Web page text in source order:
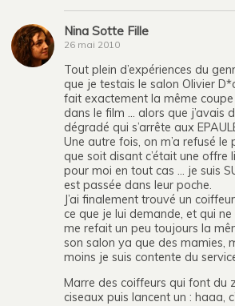
Nina Sotte Fille
26 mai 2010
Tout plein d’expériences du
que je testais le salon Olivier
fait exactement la même coupe
dans le film … alors que j’avais
dégradé qui s’arrête aux
Une autre fois, on m’a refusé
que soit disant c’était une offre
pour moi en tout cas … je suis
est passée dans leur poche.
J’ai finalement trouvé un
ce que je lui demande, et qui
me refait un peu toujours la
son salon ya que des mamies,
moins je suis contente du
Marre des coiffeurs qui font du
ciseaux puis lancent un : haaa,